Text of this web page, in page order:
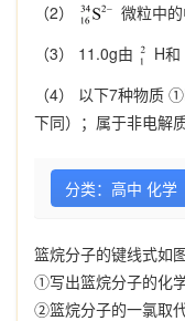
（2）
微粒中
（3） 11.0g由
H和
（4） 以下7种物
下同）；属于非电解
分类：高中 化学
篮烷分子的键线式如
①写出篮烷分子的化
②篮烷分子的一氯取